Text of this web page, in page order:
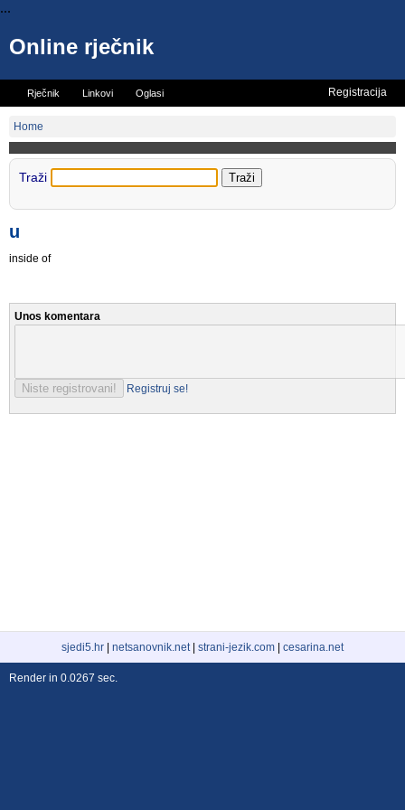
...
Online rječnik
Rječnik Linkovi Oglasi Registracija
Home
Traži
u
inside of
Unos komentara
Registruj se!
sjedi5.hr netsanovnik.net| strani-jezik.com cesarina.net
Render in 0.0267 sec.